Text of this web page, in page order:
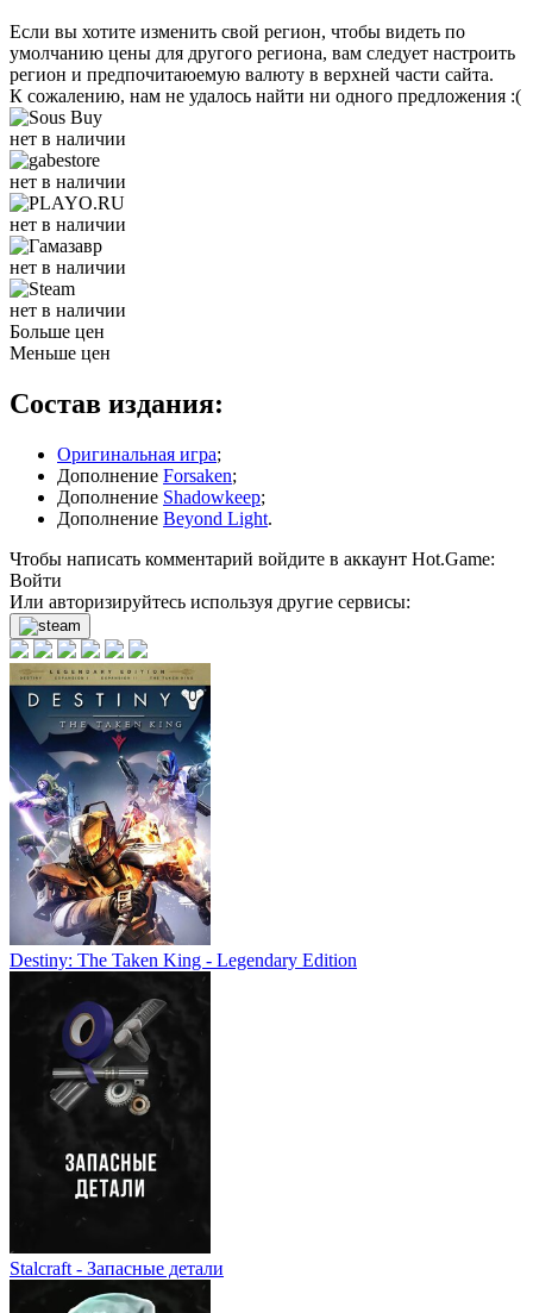
Если вы хотите изменить свой регион, чтобы видеть по
умолчанию цены для другого региона, вам следует настроить
регион и предпочитаюемую валюту в верхней части сайта.
К сожалению, нам не удалось найти ни одного предложения :(
нет в наличии
нет в наличии
нет в наличии
нет в наличии
нет в наличии
Больше цен
Меньше цен
Состав издания:
Оригинальная игра;
Дополнение Forsaken;
Дополнение Shadowkeep;
Дополнение Beyond Light.
Чтобы написать комментарий войдите в аккаунт Hot.Game:
Войти
Или авторизируйтесь используя другие сервисы:
Destiny: The Taken King - Legendary Edition
Stalcraft - Запасные детали